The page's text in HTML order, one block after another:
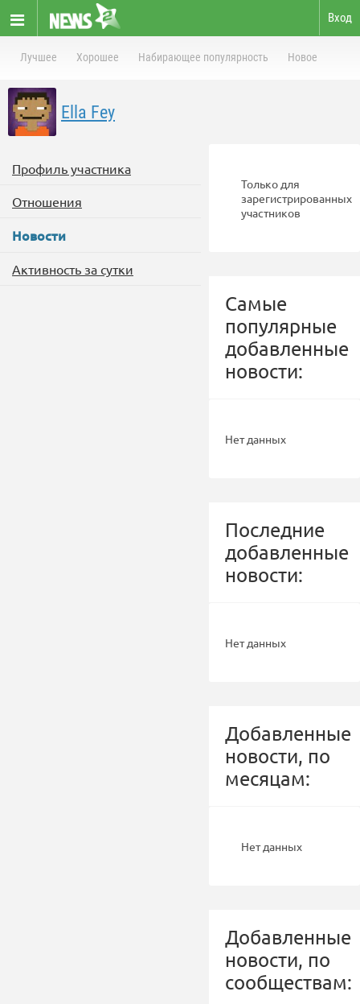
Вход
Лучшее Хорошее Набирающее популярность Новое
Ella Fey
Профиль участника
Отношения
Новости
Активность за сутки
Только для
зарегистрированных
участников
Самые
популярные
добавленные
новости:
Нет данных
Последние
добавленные
новости:
Нет данных
Добавленные
новости, по
месяцам:
Нет данных
Добавленные
новости, по
сообществам: